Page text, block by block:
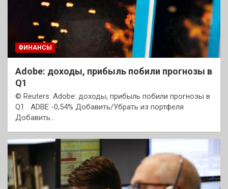
ФИНАНСЫ
Adobe: доходы, прибыль побили прогнозы в
Q1
© Reuters. Adobe: доходы, прибыль побили прогнозы в
Q1 ADBE -0,54% Добавить/Убрать из портфеля
Добавить…